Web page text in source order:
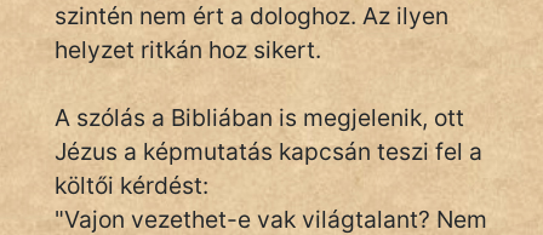
PSZICHO
FILM
ÉLETMÓD
szintén nem ért a dologhoz. Az ilyen
helyzet ritkán hoz sikert.
A szólás a Bibliában is megjelenik, ott
Jézus a képmutatás kapcsán teszi fel a
költői kérdést:
"Vajon vezethet-e vak világtalant? Nem